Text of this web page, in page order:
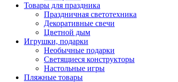
Товары для праздника
Праздничная светотехника
Декоративные свечи
Цветной дым
Игрушки, подарки
Необычные подарки
Светящиеся конструкторы
Настольные игры
Пляжные товары